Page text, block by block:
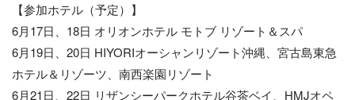
【参加ホテル（予定）】
6月17日、18日 オリオンホテル モトブ リゾート＆スパ
6月19日、20日 HIYORIオーシャンリゾート沖縄、宮古島東急
ホテル＆リゾーツ、南西楽園リゾート
6月21日、22日 リザンシーパークホテル谷茶ベイ、HMJオペ